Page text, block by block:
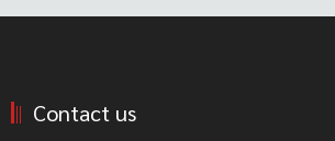
Contact us